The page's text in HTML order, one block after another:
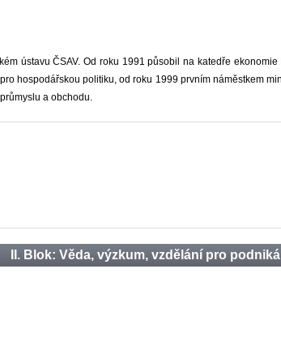
ústavu ČSAV. Od roku 1991 působil na katedře
hospodářskou politiku, od roku 1999 prvním náměstkem
a obchodu.
II. Blok: Věda, výzkum, vzdělání pro